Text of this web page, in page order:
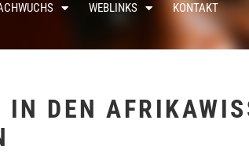
WEBLINKS KONTAKT
DEN